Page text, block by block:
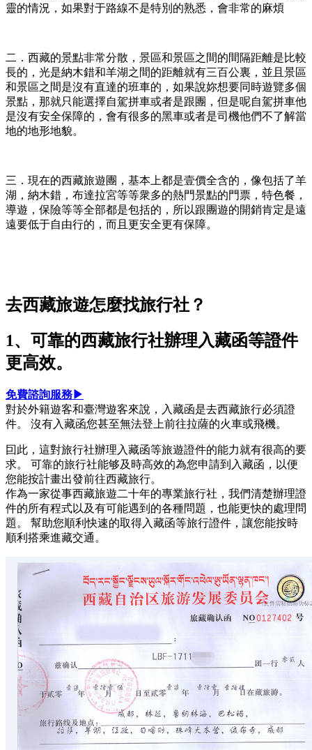
靈的情況，如果對于路線不是特別的熟悉，會非常的麻煩
二．西藏的景點非常分散，景區和景區之間的間隔距離是比較
長的，光是納木錯和羊湖之間的距離就有三百公裏，並且景區
和景區之間是沒有直達的班車的，如果說妳想要同時遊覽多個
景點，那就只能選擇自駕拼車或者是跟團，但是呢自駕拼車他
是沒有安全保障的，會有很多的黑車或者是司機他們不了解當
地的地形地貌。
三．現在的西藏旅遊團，基本上都是壹價全含的，像包括了羊
湖，納木錯，布達拉宮等等衆多的熱門景點的門票，特色餐，
導遊，保險等等全部都是包括的，所以跟團遊的開銷肯定是遠
遠要低于自由行的，而且更安全更有保障。
去西藏旅遊怎麼找旅行社？
1、可靠的西藏旅行社辦理入藏函等證件
更高效。
免費諮詢服務▶
對於外籍遊客和臺灣遊客來說，入藏函是去西藏旅行必須證
件。 沒有入藏函您甚至無法登上前往拉薩的火車或飛機。
囙此，這對旅行社辦理入藏函等旅遊證件的能力就有很高的要
求。 可靠的旅行社能够及時高效的為您申請到入藏函，以便
您能按計畫出發前往西藏旅行。
作為一家從事西藏旅遊二十年的專業旅行社，我們清楚辦理證
件的所有程式以及有可能遇到的各種問題，也能更快的處理問
題。 幫助您順利快速的取得入藏函等旅行證件，讓您能按時
順利搭乘進藏交通。